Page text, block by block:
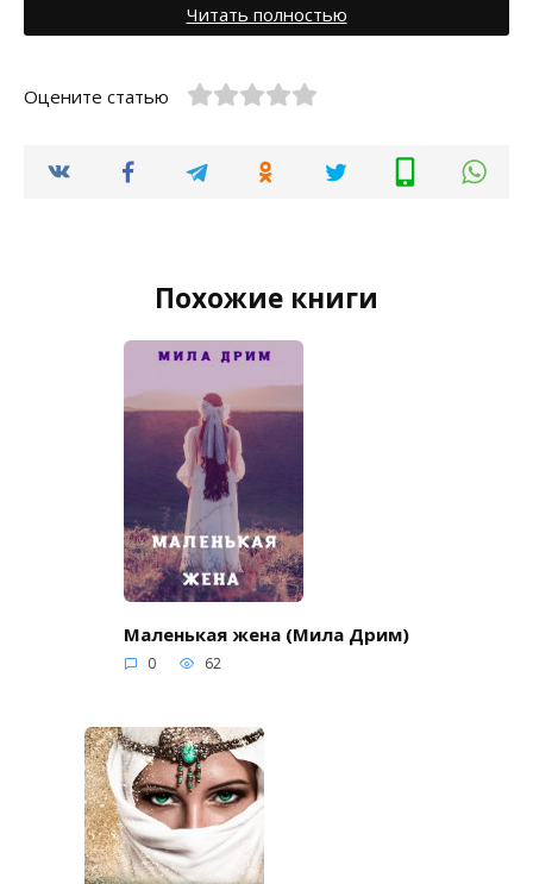
Читать полностью
Оцените статью
Похожие книги
Маленькая жена (Мила Дрим)
0 62